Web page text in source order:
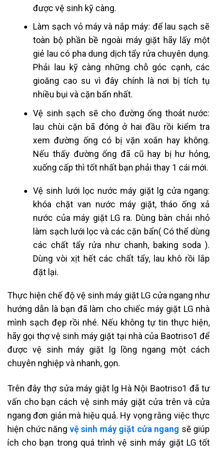
được vệ sinh kỹ càng.
Làm sạch vỏ máy và nắp máy: để lau sạch sẽ
toàn bộ phần bề ngoài máy giặt hãy lấy một
giẻ lau có pha dung dịch tẩy rửa chuyên dụng.
Phải lau kỹ càng những chỗ góc cạnh, các
gioăng cao su vì đây chính là nơi bị tích tụ
nhiều bụi và cặn bẩn nhất.
Vệ sinh sạch sẽ cho đường ống thoát nước:
lau chùi cặn bã đóng ở hai đầu rồi kiểm tra
xem đường ống có bị vặn xoắn hay không.
Nếu thấy đường ống đã cũ hay bị hư hỏng,
xuống cấp thì tốt nhất bạn phải thay 1 cái mới.
Vệ sinh lưới lọc nước máy giặt lg cửa ngang:
khóa chặt van nước máy giặt, tháo ống xả
nước của máy giặt LG ra. Dùng bàn chải nhỏ
làm sạch lưới lọc và các cặn bẩn( Có thể dùng
các chất tẩy rửa như chanh, baking soda ).
Dùng vòi xịt hết các chất tẩy, lau khô rồi lắp
đặt lại.
Thực hiện chế độ vệ sinh máy giặt LG cửa ngang như
hướng dẫn là bạn đã làm cho chiếc máy giặt LG nhà
mình sạch đẹp rồi nhé. Nếu không tự tin thực hiện,
hãy gọi thợ vệ sinh máy giặt tại nhà của Baotriso1 để
được vệ sinh máy giặt lg lồng ngang một cách
chuyên nghiệp và nhanh, gọn.
Trên đây thợ sửa máy giặt lg Hà Nội Baotriso1 đã tư
vấn cho bạn cách vệ sinh máy giặt cửa trên và cửa
ngang đơn giản mà hiệu quả. Hy vọng rằng việc thực
hiện chức năng vệ sinh máy giặt cửa ngang sẽ giúp
ích cho bạn trong quá trình vệ sinh máy giặt LG tốt